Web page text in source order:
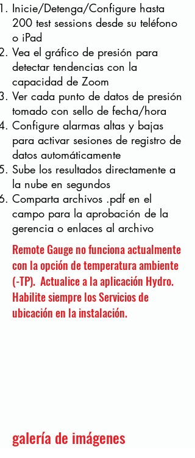
Inicie/Detenga/Configure hasta
200 test sessions desde su teléfono
o iPad
Vea el gráfico de presión para
detectar tendencias con la
capacidad de Zoom
Ver cada punto de datos de presión
tomado con sello de fecha/hora
Configure alarmas altas y bajas
para activar sesiones de registro de
datos automáticamente
Sube los resultados directamente a
la nube en segundos
Comparta archivos .pdf en el
campo para la aprobación de la
gerencia o enlaces al archivo
Remote Gauge no funciona actualmente
con la opción de temperatura ambiente
(-TP). Actualice a la aplicación Hydro.
Habilite siempre los Servicios de
ubicación en la instalación.
galería de imágenes